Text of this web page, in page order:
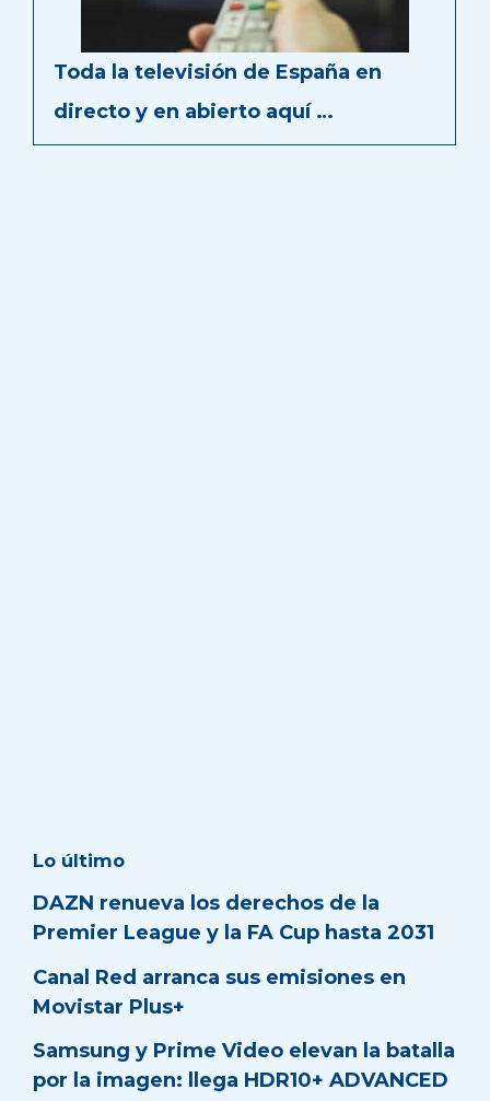
Toda la televisión de España en
directo y en abierto aquí …
Lo último
DAZN renueva los derechos de la
Premier League y la FA Cup hasta 2031
Canal Red arranca sus emisiones en
Movistar Plus+
Samsung y Prime Video elevan la batalla
por la imagen: llega HDR10+ ADVANCED